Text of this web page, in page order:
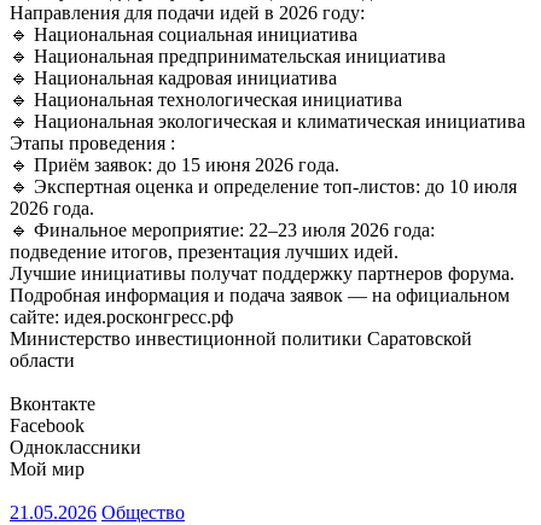
Направления для подачи идей в 2026 году:
🔹 Национальная социальная инициатива
🔹 Национальная предпринимательская инициатива
🔹 Национальная кадровая инициатива
🔹 Национальная технологическая инициатива
🔹 Национальная экологическая и климатическая инициатива
Этапы проведения :
🔹 Приём заявок: до 15 июня 2026 года.
🔹 Экспертная оценка и определение топ-листов: до 10 июля
2026 года.
🔹 Финальное мероприятие: 22–23 июля 2026 года:
подведение итогов, презентация лучших идей.
Лучшие инициативы получат поддержку партнеров форума.
Подробная информация и подача заявок — на официальном
сайте: идея.росконгресс.рф
Министерство инвестиционной политики Саратовской
области
Вконтакте
Facebook
Одноклассники
Мой мир
21.05.2026 Общество